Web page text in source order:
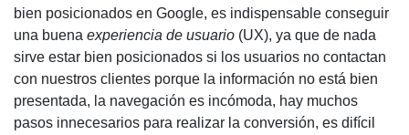
bien posicionados en Google, es indispensable conseguir
una buena experiencia de usuario (UX), ya que de nada
sirve estar bien posicionados si los usuarios no contactan
con nuestros clientes porque la información no está bien
presentada, la navegación es incómoda, hay muchos
pasos innecesarios para realizar la conversión, es difícil